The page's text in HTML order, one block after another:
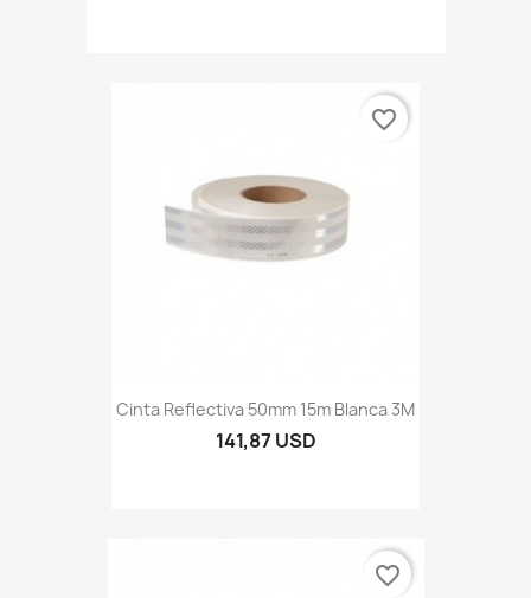
Cinta Reflectiva 50mm 15m Blanca 3M
141,87 USD
favorite_border
favorite_border